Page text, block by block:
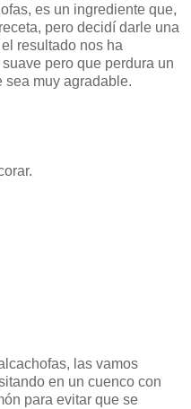
es un ingrediente que,
pero decidí darle una
resultado nos ha
pero que perdura un
sea muy agradable.
las vamos
en un cuenco con
para evitar que se